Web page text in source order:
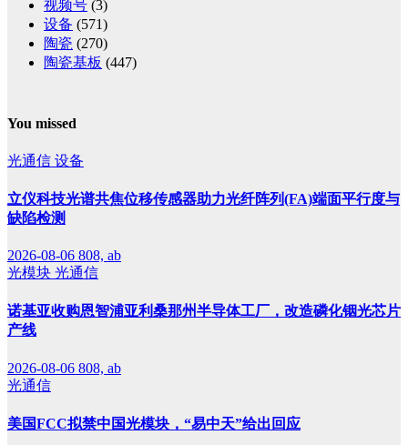
视频号 (3)
设备 (571)
陶瓷 (270)
陶瓷基板 (447)
You missed
光通信 设备
立仪科技光谱共焦位移传感器助力光纤阵列(FA)端面平行度与
缺陷检测
2026-08-06 808, ab
光模块 光通信
诺基亚收购恩智浦亚利桑那州半导体工厂，改造磷化铟光芯片
产线
2026-08-06 808, ab
光通信
美国FCC拟禁中国光模块，“易中天”给出回应